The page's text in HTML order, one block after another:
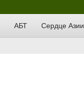
АБТ Сердце Азии